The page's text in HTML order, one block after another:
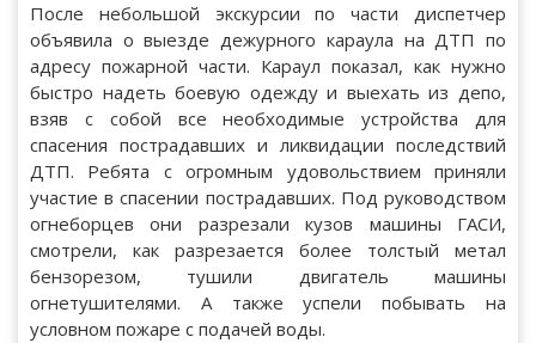
После небольшой экскурсии по части диспетчер
объявила о выезде дежурного караула на ДТП по
адресу пожарной части. Караул показал, как нужно
быстро надеть боевую одежду и выехать из депо,
взяв с собой все необходимые устройства для
спасения пострадавших и ликвидации последствий
ДТП. Ребята с огромным удовольствием приняли
участие в спасении пострадавших. Под руководством
огнеборцев они разрезали кузов машины ГАСИ,
смотрели, как разрезается более толстый метал
бензорезом, тушили двигатель машины
огнетушителями. А также успели побывать на
условном пожаре с подачей воды.